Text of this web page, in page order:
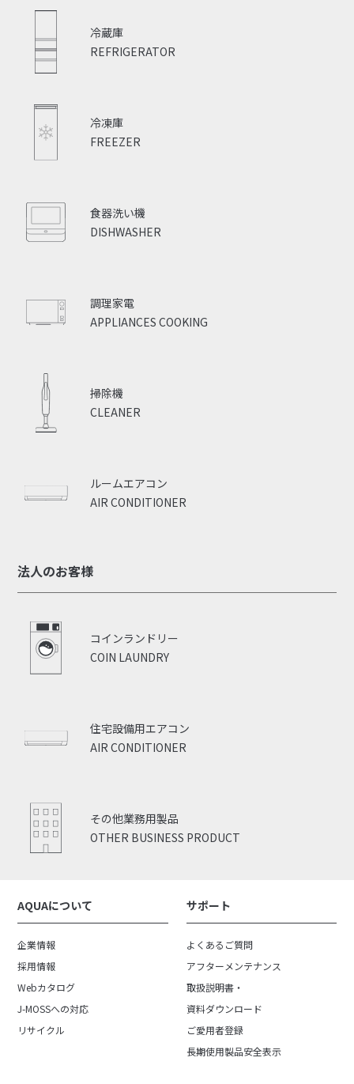
REFRIGERATOR
冷蔵庫
FREEZER
冷凍庫
DISHWASHER
食器洗い機
APPLIANCES COOKING
調理家電
CLEANER
掃除機
AIR CONDITIONER
ルームエアコン
法人のお客様
COIN LAUNDRY
コインランドリー
AIR CONDITIONER
住宅設備用エアコン
OTHER BUSINESS PRODUCT
その他業務用製品
AQUAについて
企業情報
採用情報
Webカタログ
J-MOSSへの対応
リサイクル
サポート
よくあるご質問
アフターメンテナンス
取扱説明書・
資料ダウンロード
ご愛用者登録
長期使用製品安全表示